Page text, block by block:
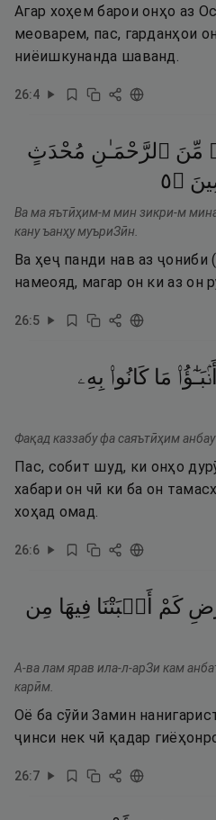
Агар хоҳем барои онҳо аз
меоварем, пас, гарданҳои
ниёишкунанда шаванд.
26:4
مِّنَ ٱلرَّحْمَـٰنِ مُحْدَثٍ
۝٥
Ва ма яътӣҳим-м мин зикри-м
кану ъанҳу муъриЗӣн.
Ва ҳеҷ панди нав аз
намеояд, магар он ки аз он
26:5
أَنۢبَـٰٓؤُا۟ مَا كَانُوا۟ بِهِۦ
Фақад каззабу фа саяътӣҳим
Пас, собит шуд, ки онҳо
хабари он чӣ ки ба он
хоҳад омад.
26:6
كَمْ أَنۢبَتْنَا فِيهَا مِن
А-ва лам ярав ила-л-арЗи кам
карӣм.
Оё ба сӯйи Замин
ҷинси нек чӣ қадар
26:7